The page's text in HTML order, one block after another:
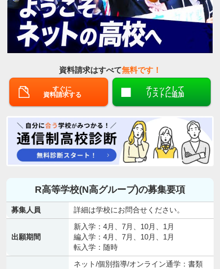
資料請求はすべて無料です！
すぐに
資料請求する
チェックして
リストに追加
R高等学校(N高グループ)の募集要項
募集人員 詳細は学校にお問合せください。
出願期間
新入学：4月、7月、10月、1月
編入学：4月、7月、10月、1月
転入学：随時
ネット/個別指導/オンライン通学：書類